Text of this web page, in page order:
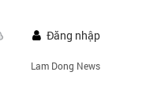
Đăng nhập
Lam Dong News